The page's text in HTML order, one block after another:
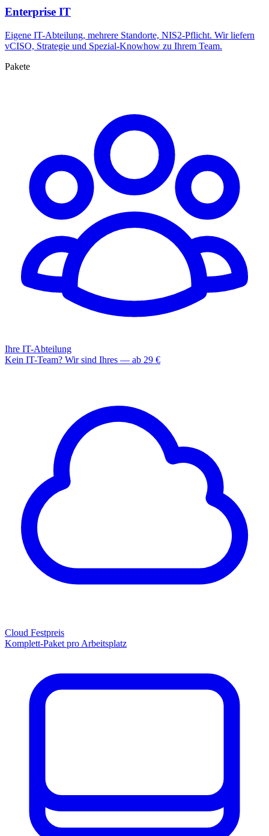
Enterprise IT
Eigene IT-Abteilung, mehrere Standorte, NIS2-Pflicht. Wir liefern
vCISO, Strategie und Spezial-Knowhow zu Ihrem Team.
Pakete
Ihre IT-Abteilung
Kein IT-Team? Wir sind Ihres — ab 29 €
Cloud Festpreis
Komplett-Paket pro Arbeitsplatz